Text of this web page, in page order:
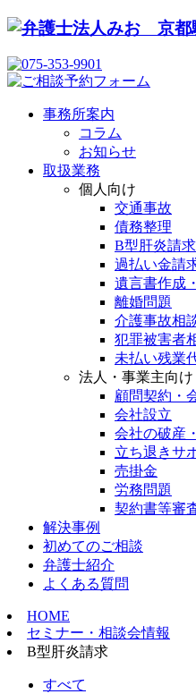
事務所案内
コラム
お知らせ
取扱業務
個人向け
交通事故
債務整理
B型肝炎請求
過払い金請
遺言書作成
離婚問題
介護事故相
犯罪被害者
未払い残業
法人・事業主向け
顧問契約・
会社設立
会社の破産
立ち退きサ
売掛金
労務問題
契約書等審
解決事例
初めてのご相談
弁護士紹介
よくある質問
HOME
セミナー・相談会情報
B型肝炎請求
すべて